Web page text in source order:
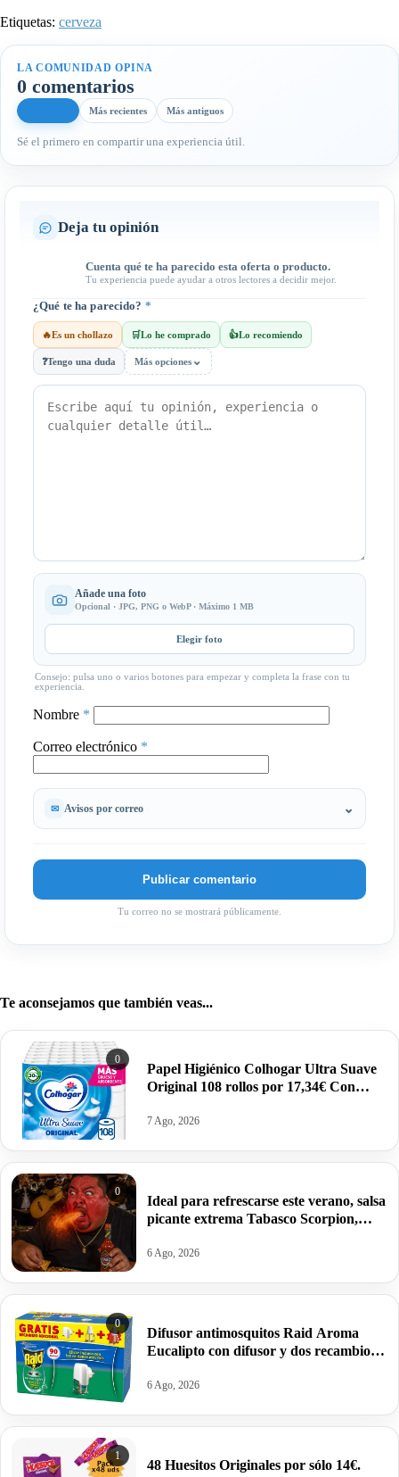
Etiquetas: cerveza
LA COMUNIDAD OPINA
0 comentarios
Más recientes Más antiguos
Sé el primero en compartir una experiencia útil.
Deja tu opinión
Cuenta qué te ha parecido esta oferta o producto.
Tu experiencia puede ayudar a otros lectores a decidir mejor.
¿Qué te ha parecido? *
🔥Es un chollazo 🛒Lo he comprado 👍Lo recomiendo
❓Tengo una duda Más opciones ⌄
Añade una foto
Opcional · JPG, PNG o WebP · Máximo 1 MB
Elegir foto
Consejo: pulsa uno o varios botones para empezar y completa la frase con tu
experiencia.
Nombre *
Correo electrónico *
Avisos por correo
Tu correo no se mostrará públicamente.
Te aconsejamos que también veas...
0
Papel Higiénico Colhogar Ultra Suave
Original 108 rollos por 17,34€ Con
7 Ago, 2026
0
Ideal para refrescarse este verano, salsa
picante extrema Tabasco Scorpion,
6 Ago, 2026
0
Difusor antimosquitos Raid Aroma
Eucalipto con difusor y dos recambios
6 Ago, 2026
1
48 Huesitos Originales por sólo 14€.